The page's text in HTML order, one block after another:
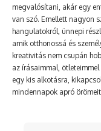
megvalósítani, akár egy
van szó. Emellett nagyon
hangulatokról, ünnepi
amik otthonossá és
kreativitás nem csupán
az írásaimmal,
egy kis alkotásra,
mindennapok apró